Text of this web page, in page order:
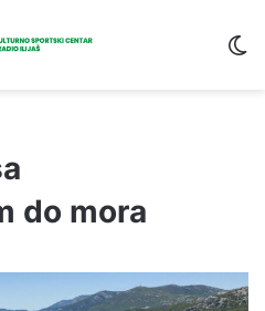
do mora